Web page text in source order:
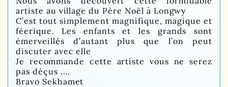
artiste au village du Père Noël à Longwy
C’est tout simplement magnifique, magique et
féerique. Les enfants et les grands sont
émerveillés d’autant plus que l’on peut
discuter avec elle
Je recommande cette artiste vous ne serez
pas déçus ....
Bravo Sekhamet